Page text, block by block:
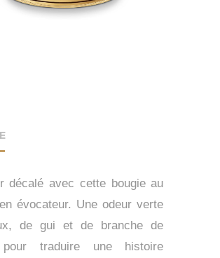
décalé avec cette bougie au
évocateur. Une odeur verte
de gui et de branche de
traduire une histoire